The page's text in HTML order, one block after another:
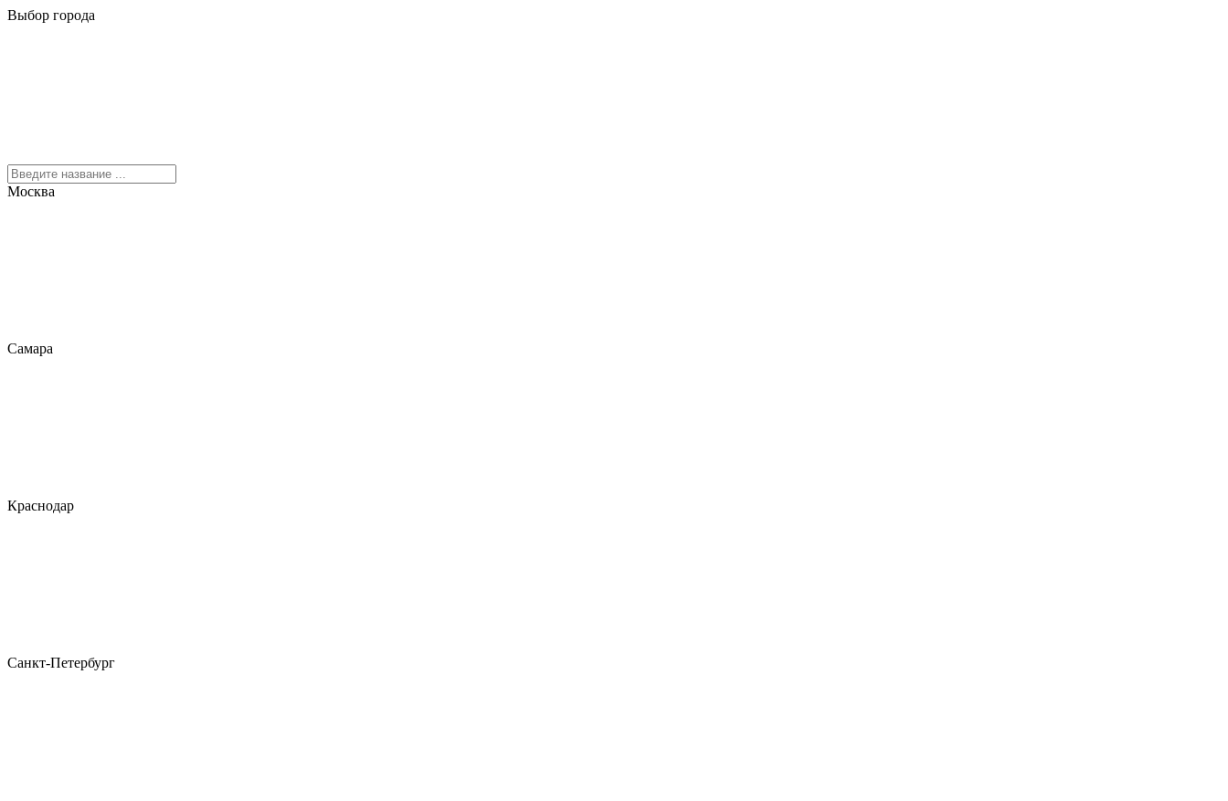
Выбор города
Москва
Самара
Краснодар
Санкт-Петербург